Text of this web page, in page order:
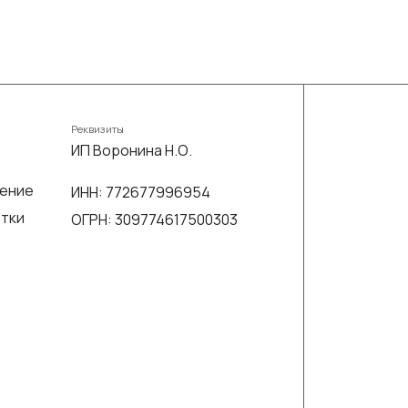
Реквизиты
ИП Воронина Н.О.
ИНН: 772677996954
ОГРН: 309774617500303